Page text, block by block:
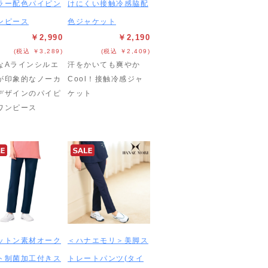
ー配色パイピン
ピース
￥2,990
(税込 ￥3,289)
Aラインシルエ
印象的なノーカ
ザインのパイピ
ンピース
けにくい接触冷感脇配
色ジャケット
￥2,190
(税込 ￥2,409)
汗をかいても爽やか
Cool！接触冷感ジャ
ケット
トン素材オーク
制菌加工付きス
＜ハナエモリ＞美脚ス
トレートパンツ(タイ